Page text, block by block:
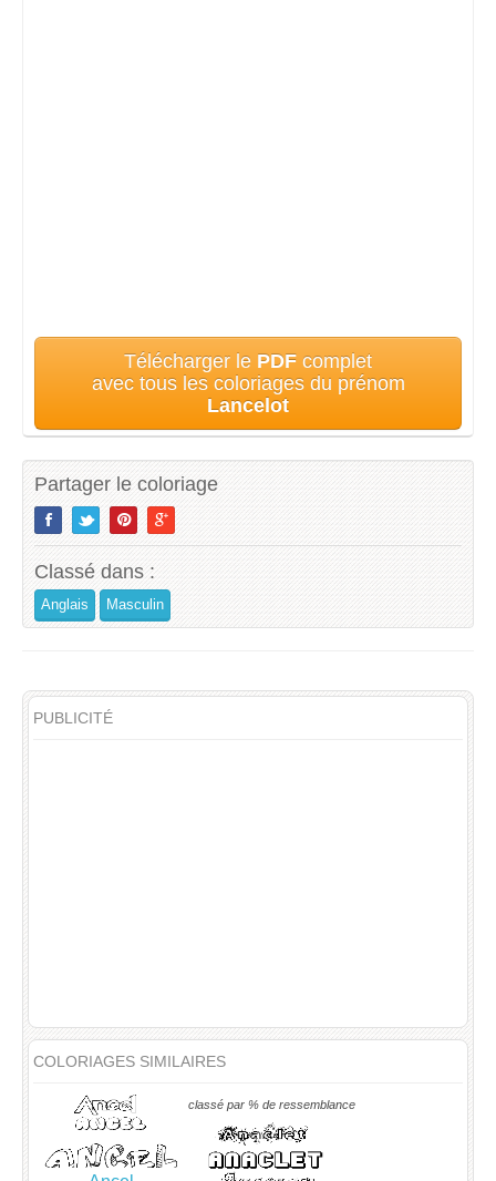
Télécharger le PDF complet
avec tous les coloriages du prénom
Lancelot
Partager le coloriage
Classé dans :
Anglais Masculin
PUBLICITÉ
COLORIAGES SIMILAIRES
classé par % de ressemblance